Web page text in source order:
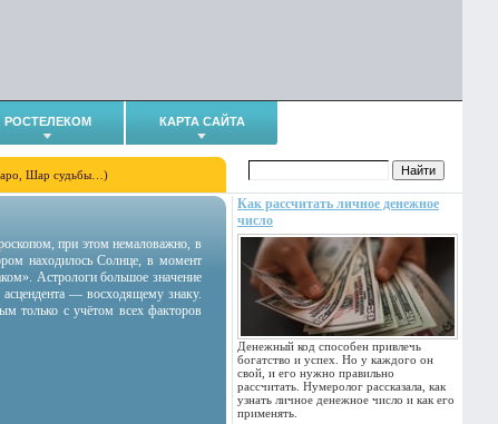
РОСТЕЛЕКОМ КАРТА САЙТА
Шар судьбы…)
Как рассчитать личное денежное
число
Денежный код способен привлечь
богатство и успех. Но у каждого он
свой, и его нужно правильно
рассчитать. Нумеролог рассказала, как
узнать личное денежное число и как его
применять.
при этом немаловажно, в
находилось Солнце, в момент
Астрологи большое значение
— восходящему знаку.
только с учётом всех факторов